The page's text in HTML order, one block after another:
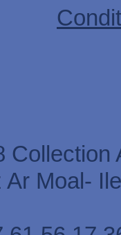
Collection
Ar Moal-